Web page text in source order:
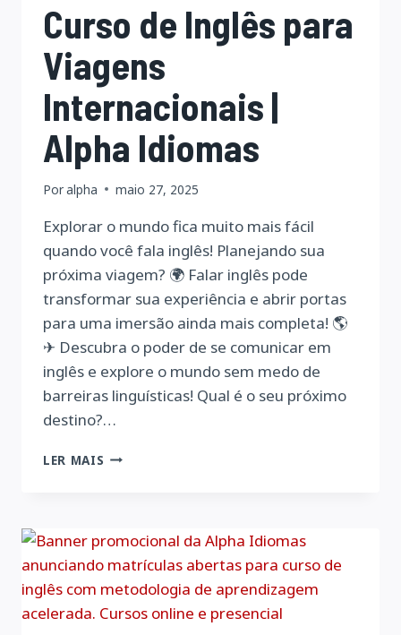
Curso de Inglês para
Viagens
Internacionais |
Alpha Idiomas
Poralpha maio 27, 2025
Explorar o mundo fica muito mais fácil
quando você fala inglês! Planejando sua
próxima viagem? 🌍 Falar inglês pode
transformar sua experiência e abrir portas
para uma imersão ainda mais completa! 🌎
✈ Descubra o poder de se comunicar em
inglês e explore o mundo sem medo de
barreiras linguísticas! Qual é o seu próximo
destino?…
LER MAIS CURSO
INTERNACIONAIS
|
ALPHA
IDIOMAS